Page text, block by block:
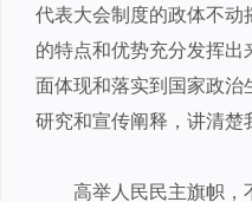
代表大会制度的政体不
的特点和优势充分发挥
面体现和落实到国家政
研究和宣传阐释，讲清
高举人民民主旗帜，